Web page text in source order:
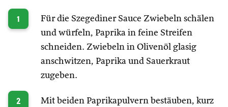
1
Für die Szegediner Sauce Zwiebeln schälen
und würfeln, Paprika in feine Streifen
schneiden. Zwiebeln in Olivenöl glasig
anschwitzen, Paprika und Sauerkraut
zugeben.
2
Mit beiden Paprikapulvern bestäuben, kurz